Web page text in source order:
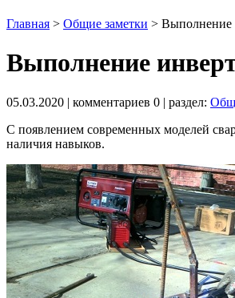
Главная > Общие заметки > Выполнение
Выполнение
05.03.2020 | комментариев 0 | раздел:
С появлением современных моделей
наличия навыков.